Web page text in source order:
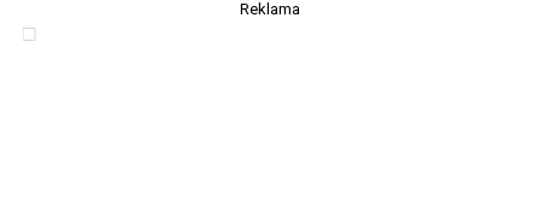
Reklama